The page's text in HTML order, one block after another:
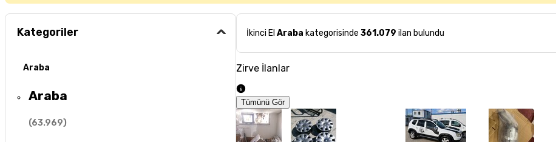
Kategoriler
Araba
Araba
(63.969)
İkinci ElAraba kategorisinde 361.079 ilan bulundu
Zirve İlanlar
Tümünü Gör